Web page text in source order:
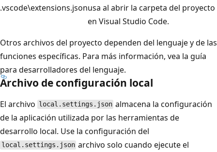
.vscode\extensions.jsonusa al abrir la carpeta del proyecto
en Visual Studio Code.
Otros archivos del proyecto dependen del lenguaje y de las
funciones específicas. Para más información, vea la guía
para desarrolladores del lenguaje.
Archivo de configuración local
El archivo local.settings.json almacena la configuración
de la aplicación utilizada por las herramientas de
desarrollo local. Use la configuración del
local.settings.json archivo solo cuando ejecute el